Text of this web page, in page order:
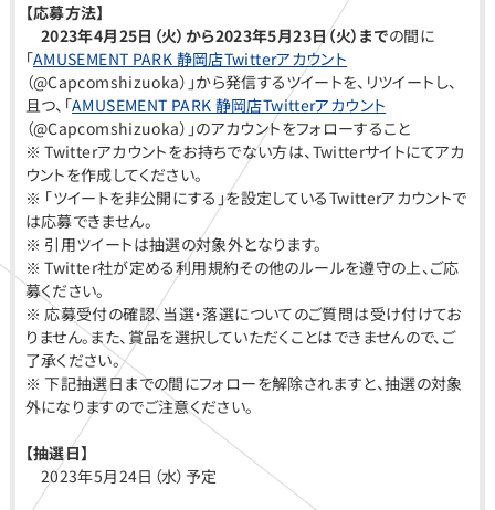
【応募方法】
2023年4月25日（火）から2023年5月23日（火）までの間に
「AMUSEMENT PARK 静岡店Twitterアカウント
（@Capcomshizuoka）」から発信するツイートを、リツイートし、
且つ、「AMUSEMENT PARK 静岡店Twitterアカウント
（@Capcomshizuoka）」のアカウントをフォローすること
※ Twitterアカウントをお持ちでない方は、Twitterサイトにてアカ
ウントを作成してください。
※ 「ツイートを非公開にする」を設定しているTwitterアカウントで
は応募できません。
※ 引用ツイートは抽選の対象外となります。
※ Twitter社が定める利用規約その他のルールを遵守の上、ご応
募ください。
※ 応募受付の確認、当選・落選についてのご質問は受け付けてお
りません。また、賞品を選択していただくことはできませんので、ご
了承ください。
※ 下記抽選日までの間にフォローを解除されますと、抽選の対象
外になりますのでご注意ください。
【抽選日】
2023年5月24日（水）予定